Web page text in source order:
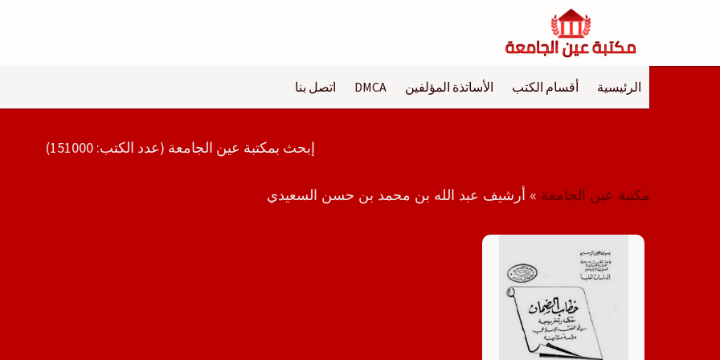
الرئيسية أقسام الكتب الأساتذة المؤلفين DMCA اتصل بنا
إبحث بمكتبة عين الجامعة (عدد الكتب: 151000)
مكتبة عين الجامعة » أرشيف عبد الله بن محمد بن حسن السعيدي